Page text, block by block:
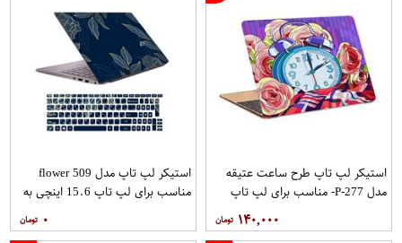
استیکر لپ تاپ طرح ساعت عتیقه
مدل P-277- مناسب برای لپ تاپ
۱۴۰,۰۰۰
استیکر لپ تاپ مدل flower 509
مناسب برای لپ تاپ 15.6 اینچی به
۰